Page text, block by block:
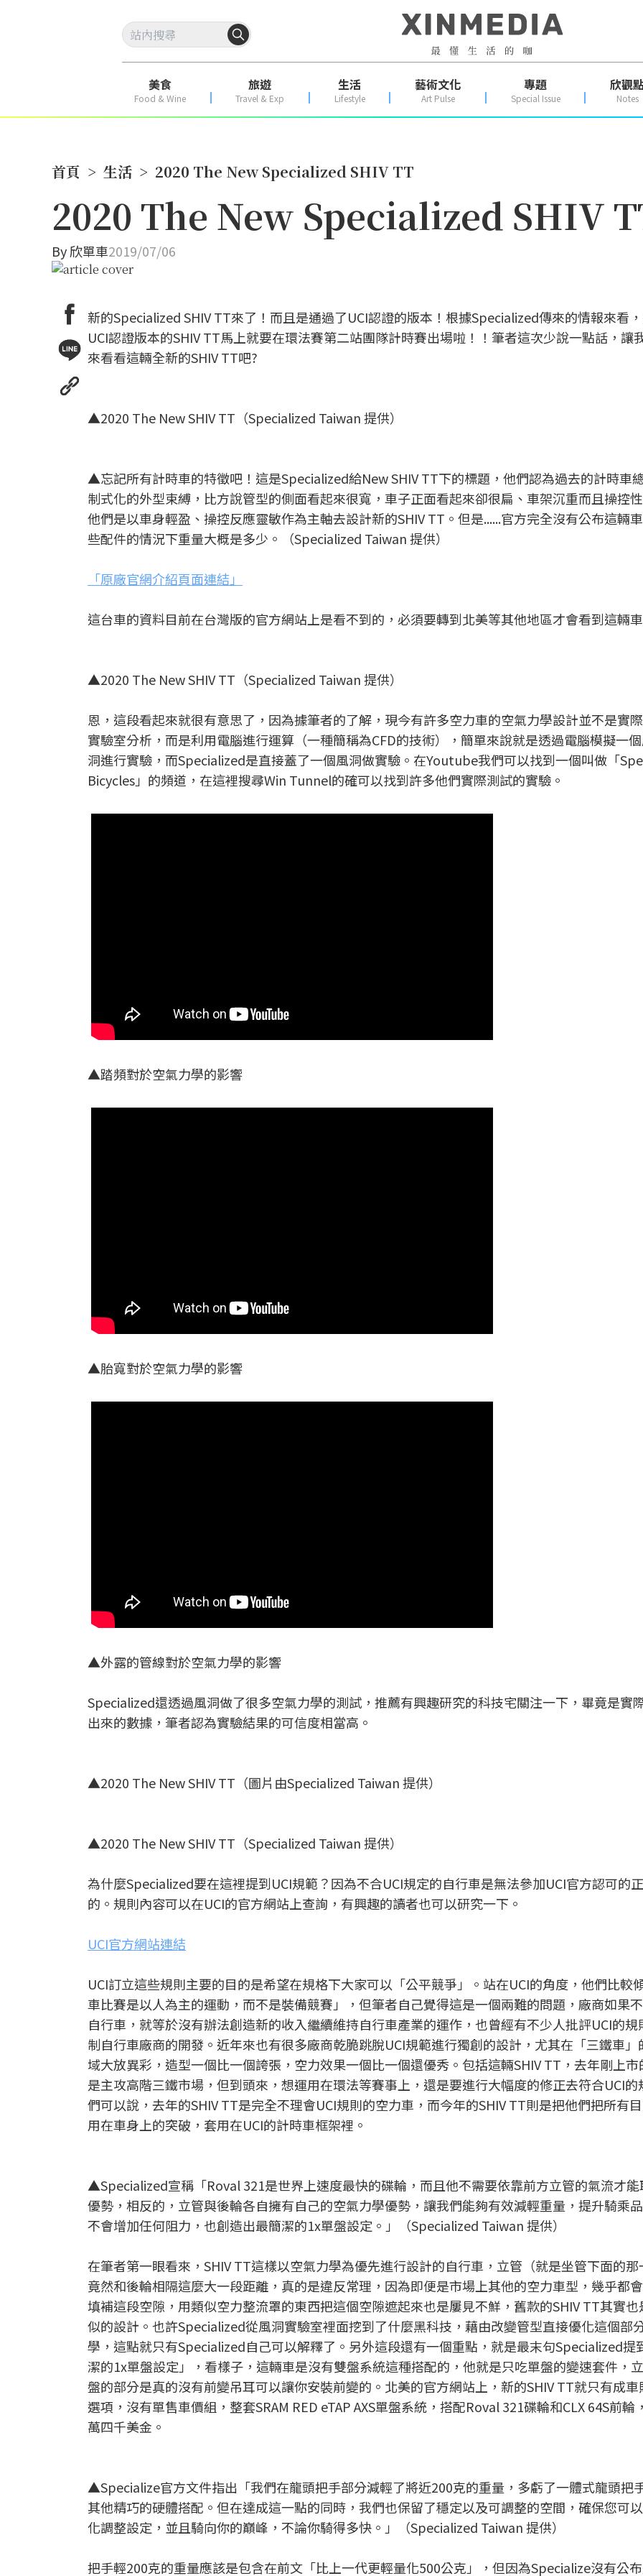
美食
Food & Wine
旅遊
Travel & Exp
生活
Lifestyle
藝術文化
Art Pulse
專題
Special Issue
欣觀點
Notes
首頁 > 生活 > 2020 The New Specialized SHIV TT
2020 The New Specialized SHIV
By欣單車2019/07/06
新的Specialized SHIV TT來了！而且是通過了UCI認證的版本！根據Specialized傳來的情報來看
UCI認證版本的SHIV TT馬上就要在環法賽第二站團隊計時賽出場啦！！筆者這次少說一點話，讓
來看看這輛全新的SHIV TT吧?
▲2020 The New SHIV TT（Specialized Taiwan 提供）
▲忘記所有計時車的特徵吧！這是Specialized給New SHIV TT下的標題，他們認為過去的計時車
制式化的外型束縛，比方說管型的側面看起來很寬，車子正面看起來卻很扁、車架沉重而且操控性
他們是以車身輕盈、操控反應靈敏作為主軸去設計新的SHIV TT。但是......官方完全沒有公布這輛
些配件的情況下重量大概是多少。（Specialized Taiwan 提供）
「原廠官網介紹頁面連結」
這台車的資料目前在台灣版的官方網站上是看不到的，必須要轉到北美等其他地區才會看到這輛
▲2020 The New SHIV TT（Specialized Taiwan 提供）
恩，這段看起來就很有意思了，因為據筆者的了解，現今有許多空力車的空氣力學設計並不是實
實驗室分析，而是利用電腦進行運算（一種簡稱為CFD的技術），簡單來說就是透過電腦模擬一
洞進行實驗，而Specialized是直接蓋了一個風洞做實驗。在Youtube我們可以找到一個叫做「
Bicycles」的頻道，在這裡搜尋Win Tunnel的確可以找到許多他們實際測試的實驗。
▲踏頻對於空氣力學的影響
▲胎寬對於空氣力學的影響
▲外露的管線對於空氣力學的影響
Specialized還透過風洞做了很多空氣力學的測試，推薦有興趣研究的科技宅關注一下，畢竟是實
出來的數據，筆者認為實驗結果的可信度相當高。
▲2020 The New SHIV TT（圖片由Specialized Taiwan 提供）
▲2020 The New SHIV TT（Specialized Taiwan 提供）
為什麼Specialized要在這裡提到UCI規範？因為不合UCI規定的自行車是無法參加UCI官方認可的
的。規則內容可以在UCI的官方網站上查詢，有興趣的讀者也可以研究一下。
UCI官方網站連結
UCI訂立這些規則主要的目的是希望在規格下大家可以「公平競爭」。站在UCI的角度，他們比較
車比賽是以人為主的運動，而不是裝備競賽」，但筆者自己覺得這是一個兩難的問題，廠商如果
自行車，就等於沒有辦法創造新的收入繼續維持自行車產業的運作，也曾經有不少人批評UCI的規
制自行車廠商的開發。近年來也有很多廠商乾脆跳脫UCI規範進行獨創的設計，尤其在「三鐵車」
域大放異彩，造型一個比一個誇張，空力效果一個比一個還優秀。包括這輛SHIV TT，去年剛上市
是主攻高階三鐵市場，但到頭來，想運用在環法等賽事上，還是要進行大幅度的修正去符合UCI的
們可以說，去年的SHIV TT是完全不理會UCI規則的空力車，而今年的SHIV TT則是把他們把所有
用在車身上的突破，套用在UCI的計時車框架裡。
▲Specialized宣稱「Roval 321是世界上速度最快的碟輪，而且他不需要依靠前方立管的氣流才能
優勢，相反的，立管與後輪各自擁有自己的空氣力學優勢，讓我們能夠有效減輕重量，提升騎乘
不會增加任何阻力，也創造出最簡潔的1x單盤設定。」（Specialized Taiwan 提供）
在筆者第一眼看來，SHIV TT這樣以空氣力學為優先進行設計的自行車，立管（就是坐管下面的那
竟然和後輪相隔這麼大一段距離，真的是違反常理，因為即便是市場上其他的空力車型，幾乎都
填補這段空隙，用類似空力整流罩的東西把這個空隙遮起來也是屢見不鮮，舊款的SHIV TT其實也
似的設計。也許Specialized從風洞實驗室裡面挖到了什麼黑科技，藉由改變管型直接優化這個部
學，這點就只有Specialized自己可以解釋了。另外這段還有一個重點，就是最末句Specialized提
潔的1x單盤設定」，看樣子，這輛車是沒有雙盤系統這種搭配的，他就是只吃單盤的變速套件，
盤的部分是真的沒有前變吊耳可以讓你安裝前變的。北美的官方網站上，新的SHIV TT就只有成車
選項，沒有單售車價組，整套SRAM RED eTAP AXS單盤系統，搭配Roval 321碟輪和CLX 64S前輪
萬四千美金。
▲Specialize官方文件指出「我們在龍頭把手部分減輕了將近200克的重量，多虧了一體式龍頭把
其他精巧的硬體搭配。但在達成這一點的同時，我們也保留了穩定以及可調整的空間，確保您可
化調整設定，並且騎向你的巔峰，不論你騎得多快。」（Specialized Taiwan 提供）
把手輕200克的重量應該是包含在前文「比上一代更輕量化500公克」，但因為Specialize沒有公